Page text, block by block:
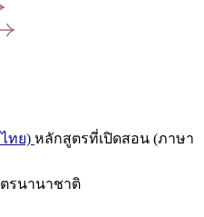
ทย) หลักสูตรที่เปิดสอน (ภาษา
รนานาชาติ